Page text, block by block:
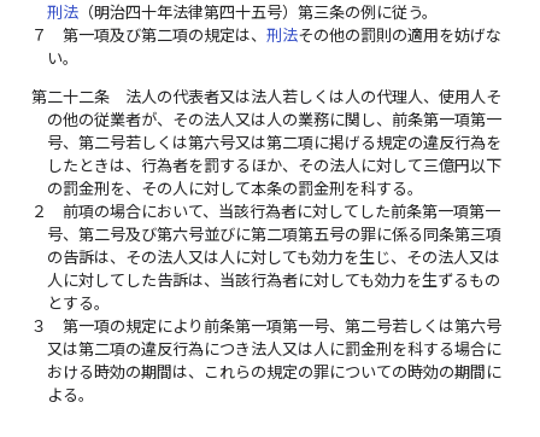
刑法 （明治四十年法律第四十五号）第三条の例に従う。
７
第一項及び第二項の規定は、刑法その他の罰則の適用を妨げな
い。
第二十二条
法人の代表者又は法人若しくは人の代理人、使用人そ
の他の従業者が、その法人又は人の業務に関し、前条第一項第一
号、第二号若しくは第六号又は第二項に掲げる規定の違反行為を
したときは、行為者を罰するほか、その法人に対して三億円以下
の罰金刑を、その人に対して本条の罰金刑を科する。
２
前項の場合において、当該行為者に対してした前条第一項第一
号、第二号及び第六号並びに第二項第五号の罪に係る同条第三項
の告訴は、その法人又は人に対しても効力を生じ、その法人又は
人に対してした告訴は、当該行為者に対しても効力を生ずるもの
とする。
３
第一項の規定により前条第一項第一号、第二号若しくは第六号
又は第二項の違反行為につき法人又は人に罰金刑を科する場合に
おける時効の期間は、これらの規定の罪についての時効の期間に
よる。